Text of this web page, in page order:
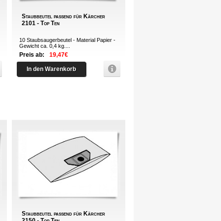
Staubbeutel passend für Kärcher
2101 - Top Ten
10 Staubsaugerbeutel - Material Papier -
Gewicht ca. 0,4 kg....
Preis ab: 19,47€
In den Warenkorb
Staubbeutel passend für Kärcher